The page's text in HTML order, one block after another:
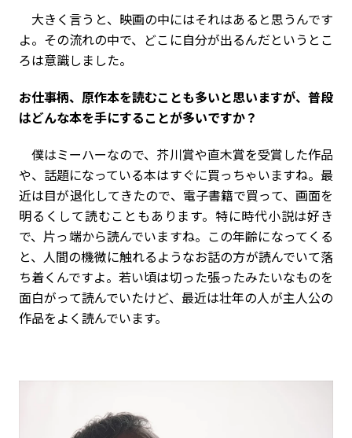
大きく言うと、映画の中にはそれはあると思うんです
よ。その流れの中で、どこに自分が出るんだというとこ
ろは意識しました。
――お仕事柄、原作本を読むことも多いと思いますが、普段
はどんな本を手にすることが多いですか？
僕はミーハーなので、芥川賞や直木賞を受賞した作品
や、話題になっている本はすぐに買っちゃいますね。最
近は目が退化してきたので、電子書籍で買って、画面を
明るくして読むこともあります。特に時代小説は好き
で、片っ端から読んでいますね。この年齢になってくる
と、人間の機微に触れるようなお話の方が読んでいて落
ち着くんですよ。若い頃は切った張ったみたいなものを
面白がって読んでいたけど、最近は壮年の人が主人公の
作品をよく読んでいます。